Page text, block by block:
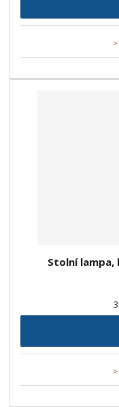
Stolní lampa,